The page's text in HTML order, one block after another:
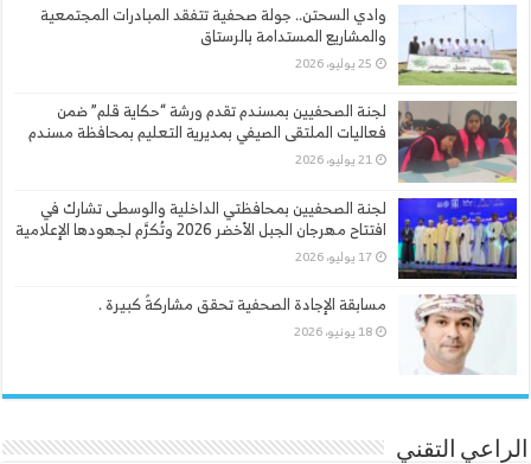
وادي السحتن.. جولة صحفية تتفقد المبادرات المجتمعية
والمشاريع المستدامة بالرستاق
25 يوليو، 2026
لجنة الصحفيين بمسندم تقدم ورشة “حكاية قلم” ضمن
فعاليات الملتقى الصيفي بمديرية التعليم بمحافظة مسندم
21 يوليو، 2026
لجنة الصحفيين بمحافظتي الداخلية والوسطى تشارك في
افتتاح مهرجان الجبل الأخضر 2026 وتُكرَّم لجهودها الإعلامية
17 يوليو، 2026
مسابقة الإجادة الصحفية تحقق مشاركةً كبيرة .
18 يونيو، 2026
الراعي التقني